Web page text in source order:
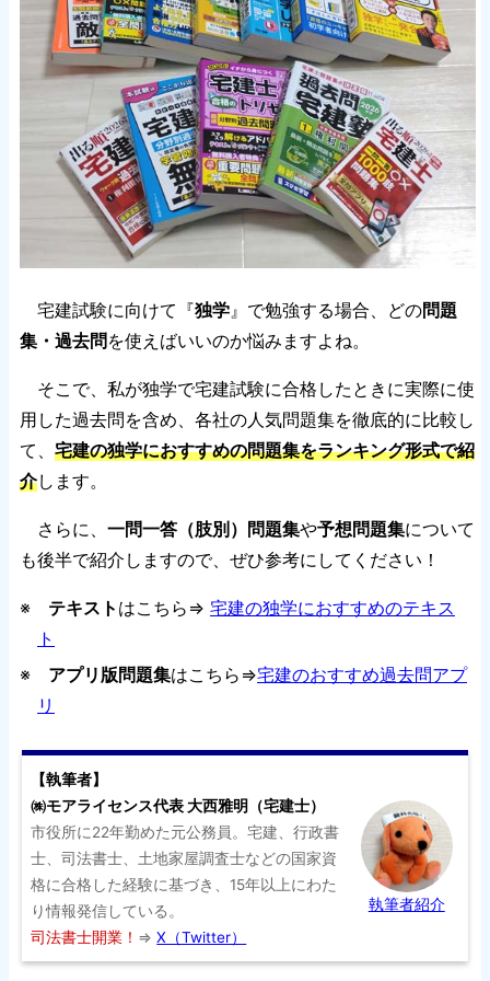
宅建試験に向けて『独学』で勉強する場合、どの問題
集・過去問 を使えばいいのか悩みますよね。
そこで、私が独学で宅建試験に合格したときに実際に使
用した過去問を含め、各社の人気問題集を徹底的に比較し
て、 宅建の独学におすすめの問題集をランキング形式で紹
介します。
さらに、 一問一答（肢別）問題集や予想問題集について
も後半で紹介しますので、ぜひ参考にしてください！
※ テキスト はこちら⇒ 宅建の独学におすすめのテキス
ト
※ アプリ版問題集はこちら⇒宅建のおすすめ過去問アプ
リ
【執筆者】
㈱モアライセンス代表 大西雅明（宅建士）
市役所に22年勤めた元公務員。宅建、行政書
士、司法書士、土地家屋調査士などの国家資
格に合格した経験に基づき、15年以上にわた
り情報発信している。
司法書士開業！ ⇒X（Twitter）
執筆者紹介